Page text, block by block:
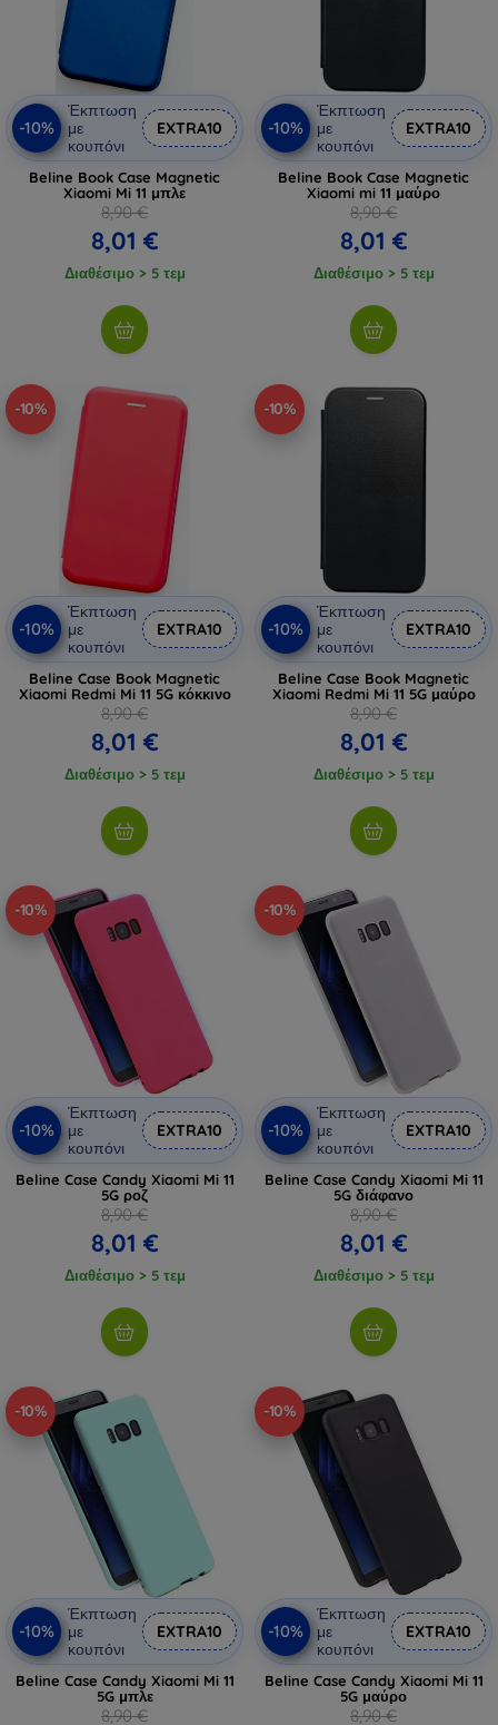
-10%
Έκπτωση
με
κουπόνι
EXTRA10
Beline Book Case Magnetic
Xiaomi Mi 11 μπλε
8,90 €
8,01 €
Διαθέσιμο > 5 τεμ
-10%
Έκπτωση
με
κουπόνι
EXTRA10
Beline Book Case Magnetic
Xiaomi mi 11 μαύρο
8,90 €
8,01 €
Διαθέσιμο > 5 τεμ
-10%
-10%
Έκπτωση
με
κουπόνι
EXTRA10
Beline Case Book Magnetic
Xiaomi Redmi Mi 11 5G κόκκινο
8,90 €
8,01 €
Διαθέσιμο > 5 τεμ
-10%
-10%
Έκπτωση
με
κουπόνι
EXTRA10
Beline Case Book Magnetic
Xiaomi Redmi Mi 11 5G μαύρο
8,90 €
8,01 €
Διαθέσιμο > 5 τεμ
-10%
-10%
Έκπτωση
με
κουπόνι
EXTRA10
Beline Case Candy Xiaomi Mi 11
5G ροζ
8,90 €
8,01 €
Διαθέσιμο > 5 τεμ
-10%
-10%
Έκπτωση
με
κουπόνι
EXTRA10
Beline Case Candy Xiaomi Mi 11
5G διάφανο
8,90 €
8,01 €
Διαθέσιμο > 5 τεμ
-10%
-10%
Έκπτωση
με
κουπόνι
EXTRA10
Beline Case Candy Xiaomi Mi 11
5G μπλε
8,90 €
-10%
-10%
Έκπτωση
με
κουπόνι
EXTRA10
Beline Case Candy Xiaomi Mi 11
5G μαύρο
8,90 €